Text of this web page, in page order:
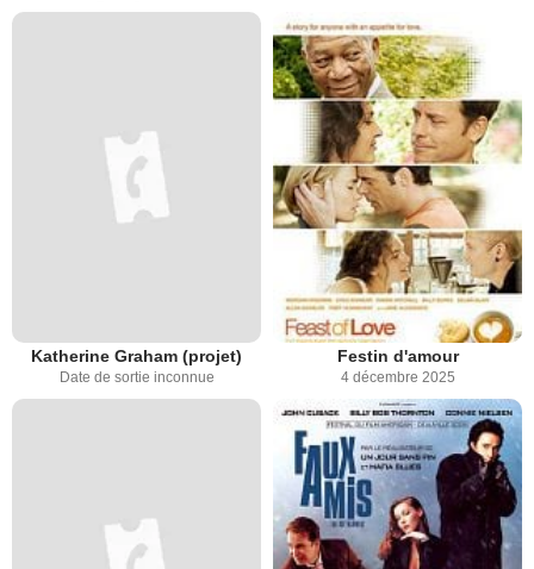
Katherine Graham (projet)
Date de sortie inconnue
Festin d'amour
4 décembre 2025